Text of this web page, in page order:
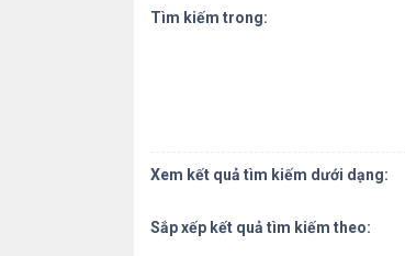
Tìm kiếm trong:
Xem kết quả tìm kiếm dưới dạng:
Sắp xếp kết quả tìm kiếm theo: